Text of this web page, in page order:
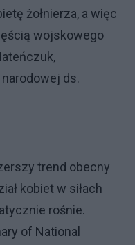
żołnierza, a więc
wojskowego
ds.
trend obecny
kobiet w siłach
rośnie.
of National